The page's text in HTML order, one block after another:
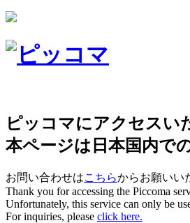
ピッコマにアクセスい
本ページは日本国内で
お問い合わせはこちらからお願いい
Thank you for accessing the Piccoma
Unfortunately, this service can only be
For inquiries, please click here.